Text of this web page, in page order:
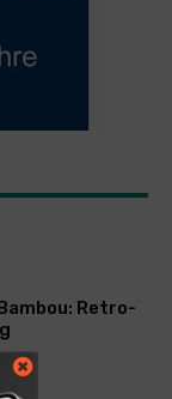
Retro-